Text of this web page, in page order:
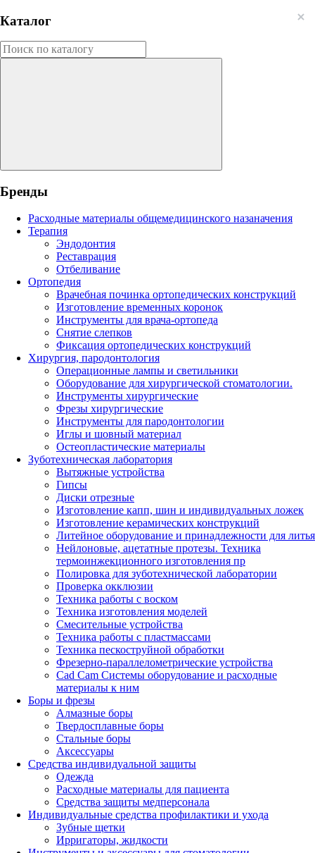
Каталог
Бренды
Расходные материалы общемедицинского назаначения
Терапия
Эндодонтия
Реставрация
Отбеливание
Ортопедия
Врачебная починка ортопедических конструкций
Изготовление временных коронок
Инструменты для врача-ортопеда
Снятие слепков
Фиксация ортопедических конструкций
Хирургия, пародонтология
Операционные лампы и светильники
Оборудование для хирургической стоматологии.
Инструменты хирургические
Фрезы хирургические
Инструменты для пародонтологии
Иглы и шовный материал
Остеопластические материалы
Зуботехническая лаборатория
Вытяжные устройства
Гипсы
Диски отрезные
Изготовление капп, шин и индивидуальных ложек
Изготовление керамических конструкций
Литейное оборудование и принадлежности для литья
Нейлоновые, ацетатные протезы. Техника
термоинжекционного изготовления пр
Полировка для зуботехнической лаборатории
Проверка окклюзии
Техника работы с воском
Техника изготовления моделей
Смесительные устройства
Техника работы с пластмассами
Техника пескоструйной обработки
Фрезерно-параллелометрические устройства
Cad Cam Системы оборудование и расходные
материалы к ним
Боры и фрезы
Алмазные боры
Твердосплавные боры
Стальные боры
Аксессуары
Средства индивидуальной защиты
Одежда
Расходные материалы для пациента
Средства защиты медперсонала
Индивидуальные средства профилактики и ухода
Зубные щетки
Ирригаторы, жидкости